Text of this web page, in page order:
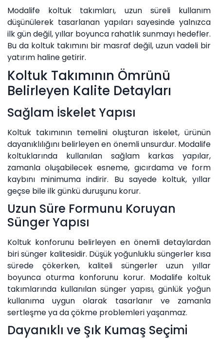
Modalife koltuk takımları, uzun süreli kullanım
düşünülerek tasarlanan yapıları sayesinde yalnızca
ilk gün değil, yıllar boyunca rahatlık sunmayı hedefler.
Bu da koltuk takımını bir masraf değil, uzun vadeli bir
yatırım haline getirir.
Koltuk Takımının Ömrünü
Belirleyen Kalite Detayları
Sağlam İskelet Yapısı
Koltuk takımının temelini oluşturan iskelet, ürünün
dayanıklılığını belirleyen en önemli unsurdur. Modalife
koltuklarında kullanılan sağlam karkas yapılar,
zamanla oluşabilecek esneme, gıcırdama ve form
kaybını minimuma indirir. Bu sayede koltuk, yıllar
geçse bile ilk günkü duruşunu korur.
Uzun Süre Formunu Koruyan
Sünger Yapısı
Koltuk konforunu belirleyen en önemli detaylardan
biri sünger kalitesidir. Düşük yoğunluklu süngerler kısa
sürede çökerken, kaliteli süngerler uzun yıllar
boyunca oturma konforunu korur. Modalife koltuk
takımlarında kullanılan sünger yapısı, günlük yoğun
kullanıma uygun olarak tasarlanır ve zamanla
sertleşme ya da çökme problemleri yaşanmaz.
Dayanıklı ve Şık Kumaş Seçimi